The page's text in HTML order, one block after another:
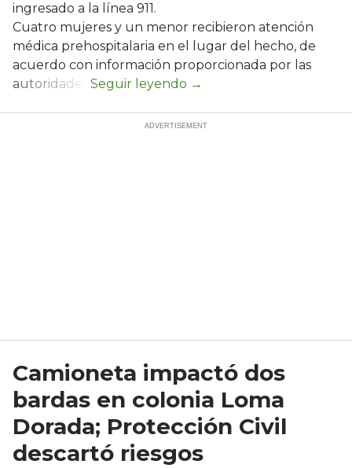
ingresado a la línea 911.
Cuatro mujeres y un menor recibieron atención
médica prehospitalaria en el lugar del hecho, de
acuerdo con información proporcionada por las
autoridades.
Camioneta impactó dos
bardas en colonia Loma
Dorada; Protección Civil
descartó riesgos